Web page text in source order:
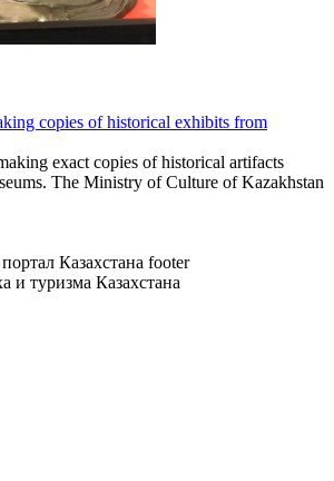
copies of historical exhibits from
exact copies of historical artifacts
The Ministry of Culture of Kazakhstan
и туризма Казахстана